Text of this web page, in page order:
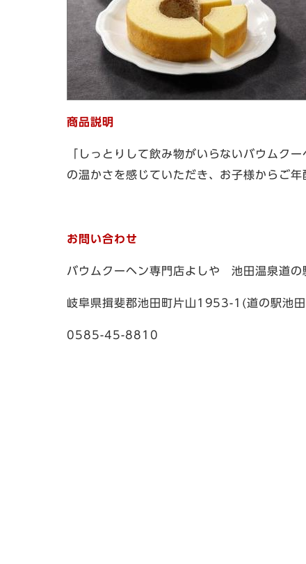
商品説明
「しっとりして飲み物がいらないバウムク
の温かさを感じていただき、お子様からご
お問い合わせ
バウムクーヘン専門店よしや 池田温泉道の
岐阜県揖斐郡池田町片山1953-1(道の駅池
0585-45-8810